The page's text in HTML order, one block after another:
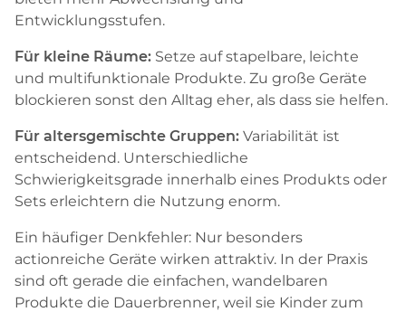
Entwicklungsstufen.
Für kleine Räume: Setze auf stapelbare, leichte
und multifunktionale Produkte. Zu große Geräte
blockieren sonst den Alltag eher, als dass sie helfen.
Für altersgemischte Gruppen: Variabilität ist
entscheidend. Unterschiedliche
Schwierigkeitsgrade innerhalb eines Produkts oder
Sets erleichtern die Nutzung enorm.
Ein häufiger Denkfehler: Nur besonders
actionreiche Geräte wirken attraktiv. In der Praxis
sind oft gerade die einfachen, wandelbaren
Produkte die Dauerbrenner, weil sie Kinder zum